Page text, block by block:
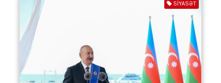
SIYASƏT